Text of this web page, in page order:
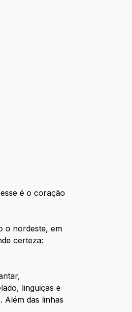
é o coração
o nordeste, em
certeza:
linguiças e
Além das linhas